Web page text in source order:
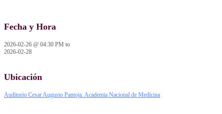
Fecha y Hora
2026-02-26 @ 04:30 PM to
2026-02-28
Ubicación
Auditorio Cesar Augusto Pantoja. Academia Nacional de Medicina